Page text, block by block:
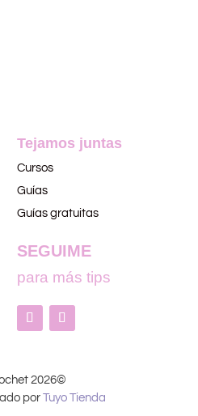
Tejamos juntas
Cursos
Guías
Guías gratuitas
SEGUIME
para más tips
2026©
por Tuyo Tienda